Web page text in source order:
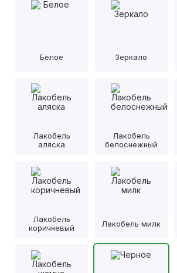
Белое Зеркало
Лакобель
аляска
Лакобель
белоснежный
Лакобель
коричневый
Лакобель милк